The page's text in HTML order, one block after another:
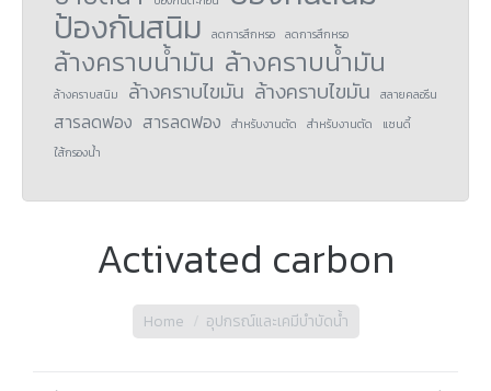
ป้องกันสนิม ลดการสึกหรอ ลดการสึกหรอ
ล้างคราบน้ำมัน ล้างคราบน้ำมัน
ล้างคราบสนิม ล้างคราบไขมัน ล้างคราบไขมัน สลายคลอรีน
สารลดฟอง สารลดฟอง สำหรับงานตัด สำหรับงานตัด
แซนดี้
ใส้กรองน้ำ
Activated carbon
You are here:
Home อุปกรณ์และเคมีบำบัดน้ำ